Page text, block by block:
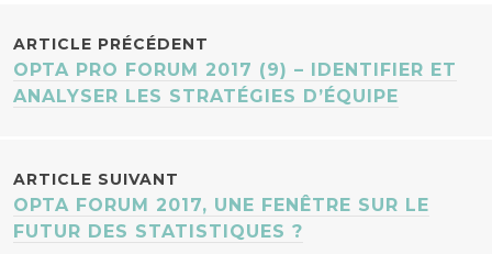
NAVIGATION
DES
ARTICLES
ARTICLE PRÉCÉDENT
OPTA PRO FORUM 2017 (9) – IDENTIFIER ET
ANALYSER LES STRATÉGIES D’ÉQUIPE
ARTICLE SUIVANT
OPTA FORUM 2017, UNE FENÊTRE SUR LE
FUTUR DES STATISTIQUES ?